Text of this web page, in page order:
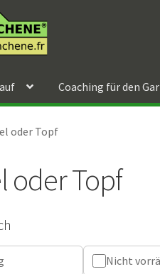
Coaching für den
oder Topf
oder Topf
Nicht